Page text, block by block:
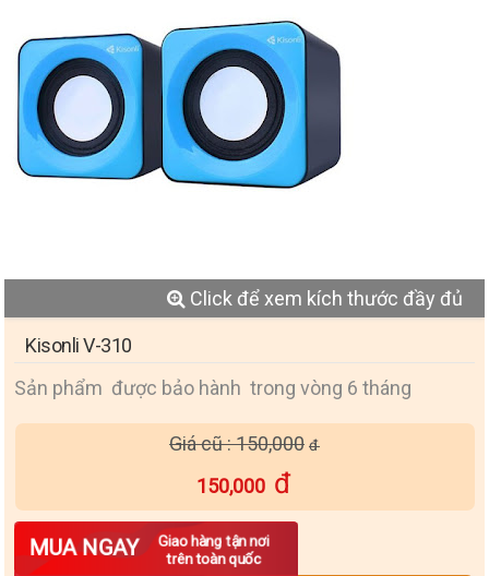
Click để xem kích thước đầy đủ
Kisonli V-310
Sản phẩm được bảo hành trong vòng 6 tháng
Giá cũ : 150,000
150,000
MUA NGAY
Giao hàng tận nơi
trên toàn quốc
Số lượng